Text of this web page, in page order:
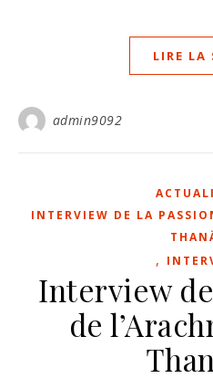
LIRE LA
admin9092
INTERVIEW DE LA
,
Interview
de